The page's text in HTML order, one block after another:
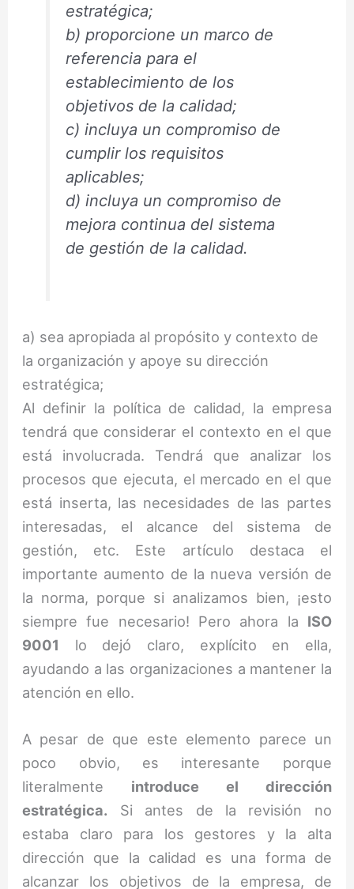
estratégica;
b) proporcione un marco de
referencia para el
establecimiento de los
objetivos de la calidad;
c) incluya un compromiso de
cumplir los requisitos
aplicables;
d) incluya un compromiso de
mejora continua del sistema
de gestión de la calidad.
a) sea apropiada al propósito y contexto de
la organización y apoye su dirección
estratégica;
Al definir la política de calidad, la empresa
tendrá que considerar el contexto en el que
está involucrada. Tendrá que analizar los
procesos que ejecuta, el mercado en el que
está inserta, las necesidades de las partes
interesadas, el alcance del sistema de
gestión, etc. Este artículo destaca el
importante aumento de la nueva versión de
la norma, porque si analizamos bien, ¡esto
siempre fue necesario! Pero ahora la ISO
9001 lo dejó claro, explícito en ella,
ayudando a las organizaciones a mantener la
atención en ello.
A pesar de que este elemento parece un
poco obvio, es interesante porque
literalmente introduce el dirección
estratégica. Si antes de la revisión no
estaba claro para los gestores y la alta
dirección que la calidad es una forma de
alcanzar los objetivos de la empresa, de